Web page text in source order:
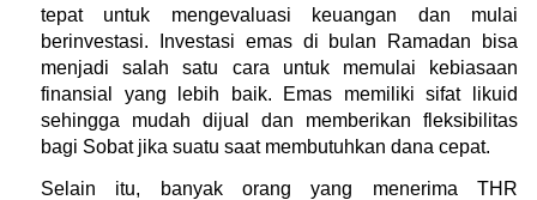
tepat untuk mengevaluasi keuangan dan mulai
berinvestasi. Investasi emas di bulan Ramadan bisa
menjadi salah satu cara untuk memulai kebiasaan
finansial yang lebih baik. Emas memiliki sifat likuid
sehingga mudah dijual dan memberikan fleksibilitas
bagi Sobat jika suatu saat membutuhkan dana cepat.
Selain itu, banyak orang yang menerima THR